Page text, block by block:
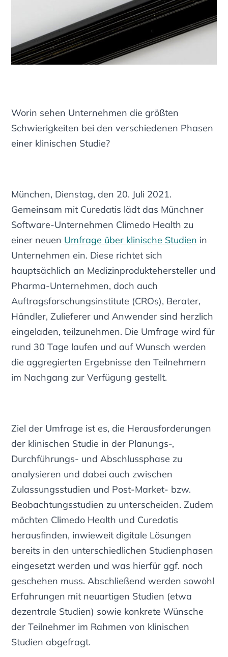
Worin sehen Unternehmen die größten
Schwierigkeiten bei den verschiedenen Phasen
einer klinischen Studie?
München, Dienstag, den 20. Juli 2021.
Gemeinsam mit Curedatis lädt das Münchner
Software-Unternehmen Climedo Health zu
einer neuen Umfrage über klinische Studien in
Unternehmen ein. Diese richtet sich
hauptsächlich an Medizinproduktehersteller und
Pharma-Unternehmen, doch auch
Auftragsforschungsinstitute (CROs), Berater,
Händler, Zulieferer und Anwender sind herzlich
eingeladen, teilzunehmen. Die Umfrage wird für
rund 30 Tage laufen und auf Wunsch werden
die aggregierten Ergebnisse den Teilnehmern
im Nachgang zur Verfügung gestellt.
Ziel der Umfrage ist es, die Herausforderungen
der klinischen Studie in der Planungs-,
Durchführungs- und Abschlussphase zu
analysieren und dabei auch zwischen
Zulassungsstudien und Post-Market- bzw.
Beobachtungsstudien zu unterscheiden. Zudem
möchten Climedo Health und Curedatis
herausfinden, inwieweit digitale Lösungen
bereits in den unterschiedlichen Studienphasen
eingesetzt werden und was hierfür ggf. noch
geschehen muss. Abschließend werden sowohl
Erfahrungen mit neuartigen Studien (etwa
dezentrale Studien) sowie konkrete Wünsche
der Teilnehmer im Rahmen von klinischen
Studien abgefragt.